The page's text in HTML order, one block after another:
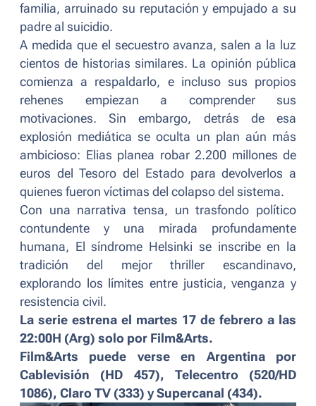
familia, arruinado su reputación y empujado a su
padre al suicidio.
A medida que el secuestro avanza, salen a la luz
cientos de historias similares. La opinión pública
comienza a respaldarlo, e incluso sus propios
rehenes empiezan a comprender sus
motivaciones. Sin embargo, detrás de esa
explosión mediática se oculta un plan aún más
ambicioso: Elias planea robar 2.200 millones de
euros del Tesoro del Estado para devolverlos a
quienes fueron víctimas del colapso del sistema.
Con una narrativa tensa, un trasfondo político
contundente y una mirada profundamente
humana, El síndrome Helsinki se inscribe en la
tradición del mejor thriller escandinavo,
explorando los límites entre justicia, venganza y
resistencia civil.
La serie estrena el martes 17 de febrero a las
22:00H (Arg) solo por Film&Arts.
Film&Arts puede verse en Argentina por
Cablevisión (HD 457), Telecentro (520/HD
1086), Claro TV (333) y Supercanal (434).